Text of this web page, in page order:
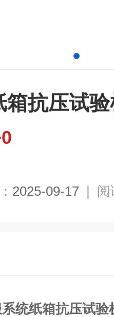
箱抗压试
2025-09-17 | 阅
统纸箱抗压试验